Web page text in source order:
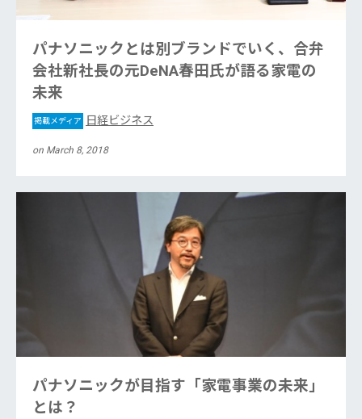
パナソニックとは別ブランドでいく、合弁
会社新社長の元DeNA春田氏が語る家電の
未来
掲載メディア 日経ビジネス
on March 8, 2018
パナソニックが目指す「家電事業の未来」
とは？